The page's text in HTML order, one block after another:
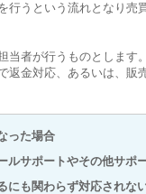
行うという流れとなり売
当者が行うものとします
返金対応、あるいは、販
った場合
サポートやその他サポ
にも関わらず対応されな